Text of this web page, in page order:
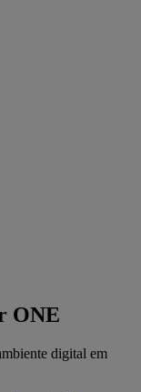
ONE
digital em